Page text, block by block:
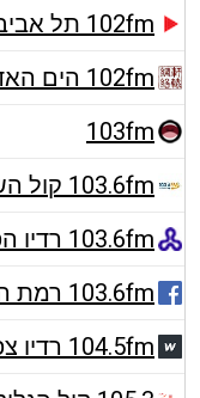
102fm תל אביב
102fm הים האדום
103fm
103.6fm קול השפלה
103.6fm רדיו הפתוחה
103.6fm רמת השרון
104.5fm רדיו צפון